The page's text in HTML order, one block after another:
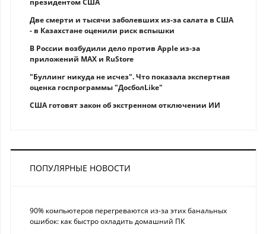
президентом США
Две смерти и тысячи заболевших из-за салата в США
- в Казахстане оценили риск вспышки
В России возбудили дело против Apple из-за
приложений MAX и RuStore
"Буллинг никуда не исчез". Что показала экспертная
оценка госпрограммы "ДосболLike"
США готовят закон об экстренном отключении ИИ
ПОПУЛЯРНЫЕ НОВОСТИ
90% компьютеров перегреваются из-за этих банальных
ошибок: как быстро охладить домашний ПК